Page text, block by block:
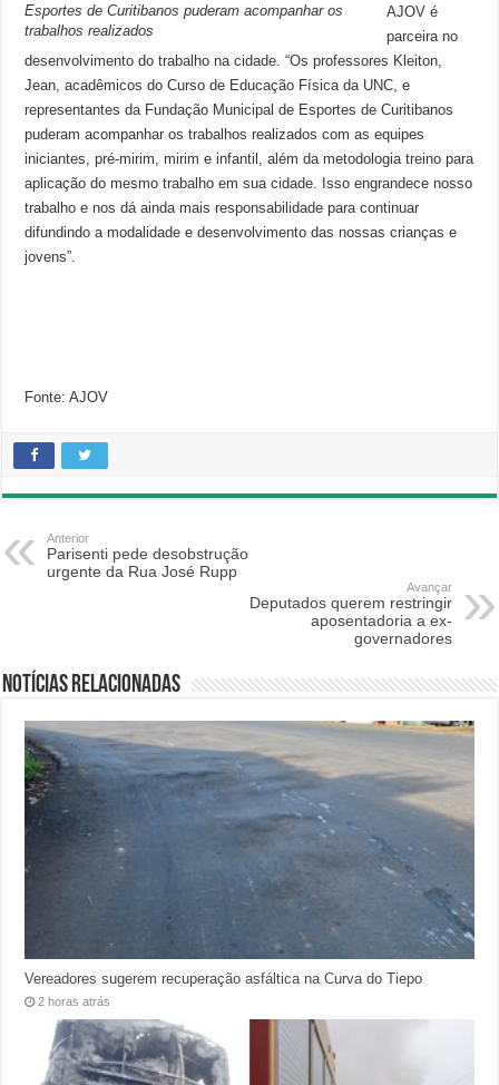
Esportes de Curitibanos puderam acompanhar os
trabalhos realizados
AJOV é
parceira no
desenvolvimento do trabalho na cidade. “Os professores Kleiton,
Jean, acadêmicos do Curso de Educação Física da UNC, e
representantes da Fundação Municipal de Esportes de Curitibanos
puderam acompanhar os trabalhos realizados com as equipes
iniciantes, pré-mirim, mirim e infantil, além da metodologia treino para
aplicação do mesmo trabalho em sua cidade. Isso engrandece nosso
trabalho e nos dá ainda mais responsabilidade para continuar
difundindo a modalidade e desenvolvimento das nossas crianças e
jovens”.
Fonte: AJOV
Anterior
Parisenti pede desobstrução
urgente da Rua José Rupp
Avançar
Deputados querem restringir
aposentadoria a ex-
governadores
Notícias relacionadas
Vereadores sugerem recuperação asfáltica na Curva do Tiepo
2 horas atrás